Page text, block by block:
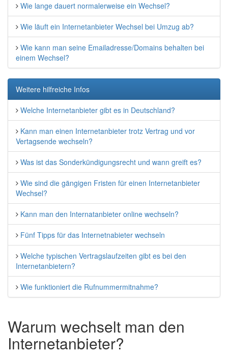
Wie lange dauert normalerweise ein Wechsel?
Wie läuft ein Internetanbieter Wechsel bei Umzug ab?
Wie kann man seine Emailadresse/Domains behalten bei
einem Wechsel?
Weitere hilfreiche Infos
Welche Internetanbieter gibt es in Deutschland?
Kann man einen Internetanbieter trotz Vertrag und vor
Vertagsende wechseln?
Was ist das Sonderkündigungsrecht und wann greift es?
Wie sind die gängigen Fristen für einen Internetanbieter
Wechsel?
Kann man den Internatanbieter online wechseln?
Fünf Tipps für das Internetnabieter wechseln
Welche typischen Vertragslaufzeiten gibt es bei den
Internetanbietern?
Wie funktioniert die Rufnummermitnahme?
Warum wechselt man den
Internetanbieter?